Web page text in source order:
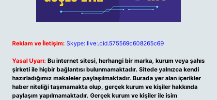
Reklam ve İletişim: Skype: live:.cid.575569c608265c69
Yasal Uyarı: Bu internet sitesi, herhangi bir marka, kurum veya şahıs
şirketi ile hiçbir bağlantısı bulunmamaktadır. Sitede yalnızca kendi
hazırladığımız makaleler paylaşılmaktadır. Burada yer alan içerikler
haber niteliği taşımamakta olup, gerçek kurum ve kişiler hakkında
paylaşım yapılmamaktadır. Gerçek kurum ve kişiler ile isim